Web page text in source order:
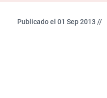
Publicado el 01 Sep 2013 //